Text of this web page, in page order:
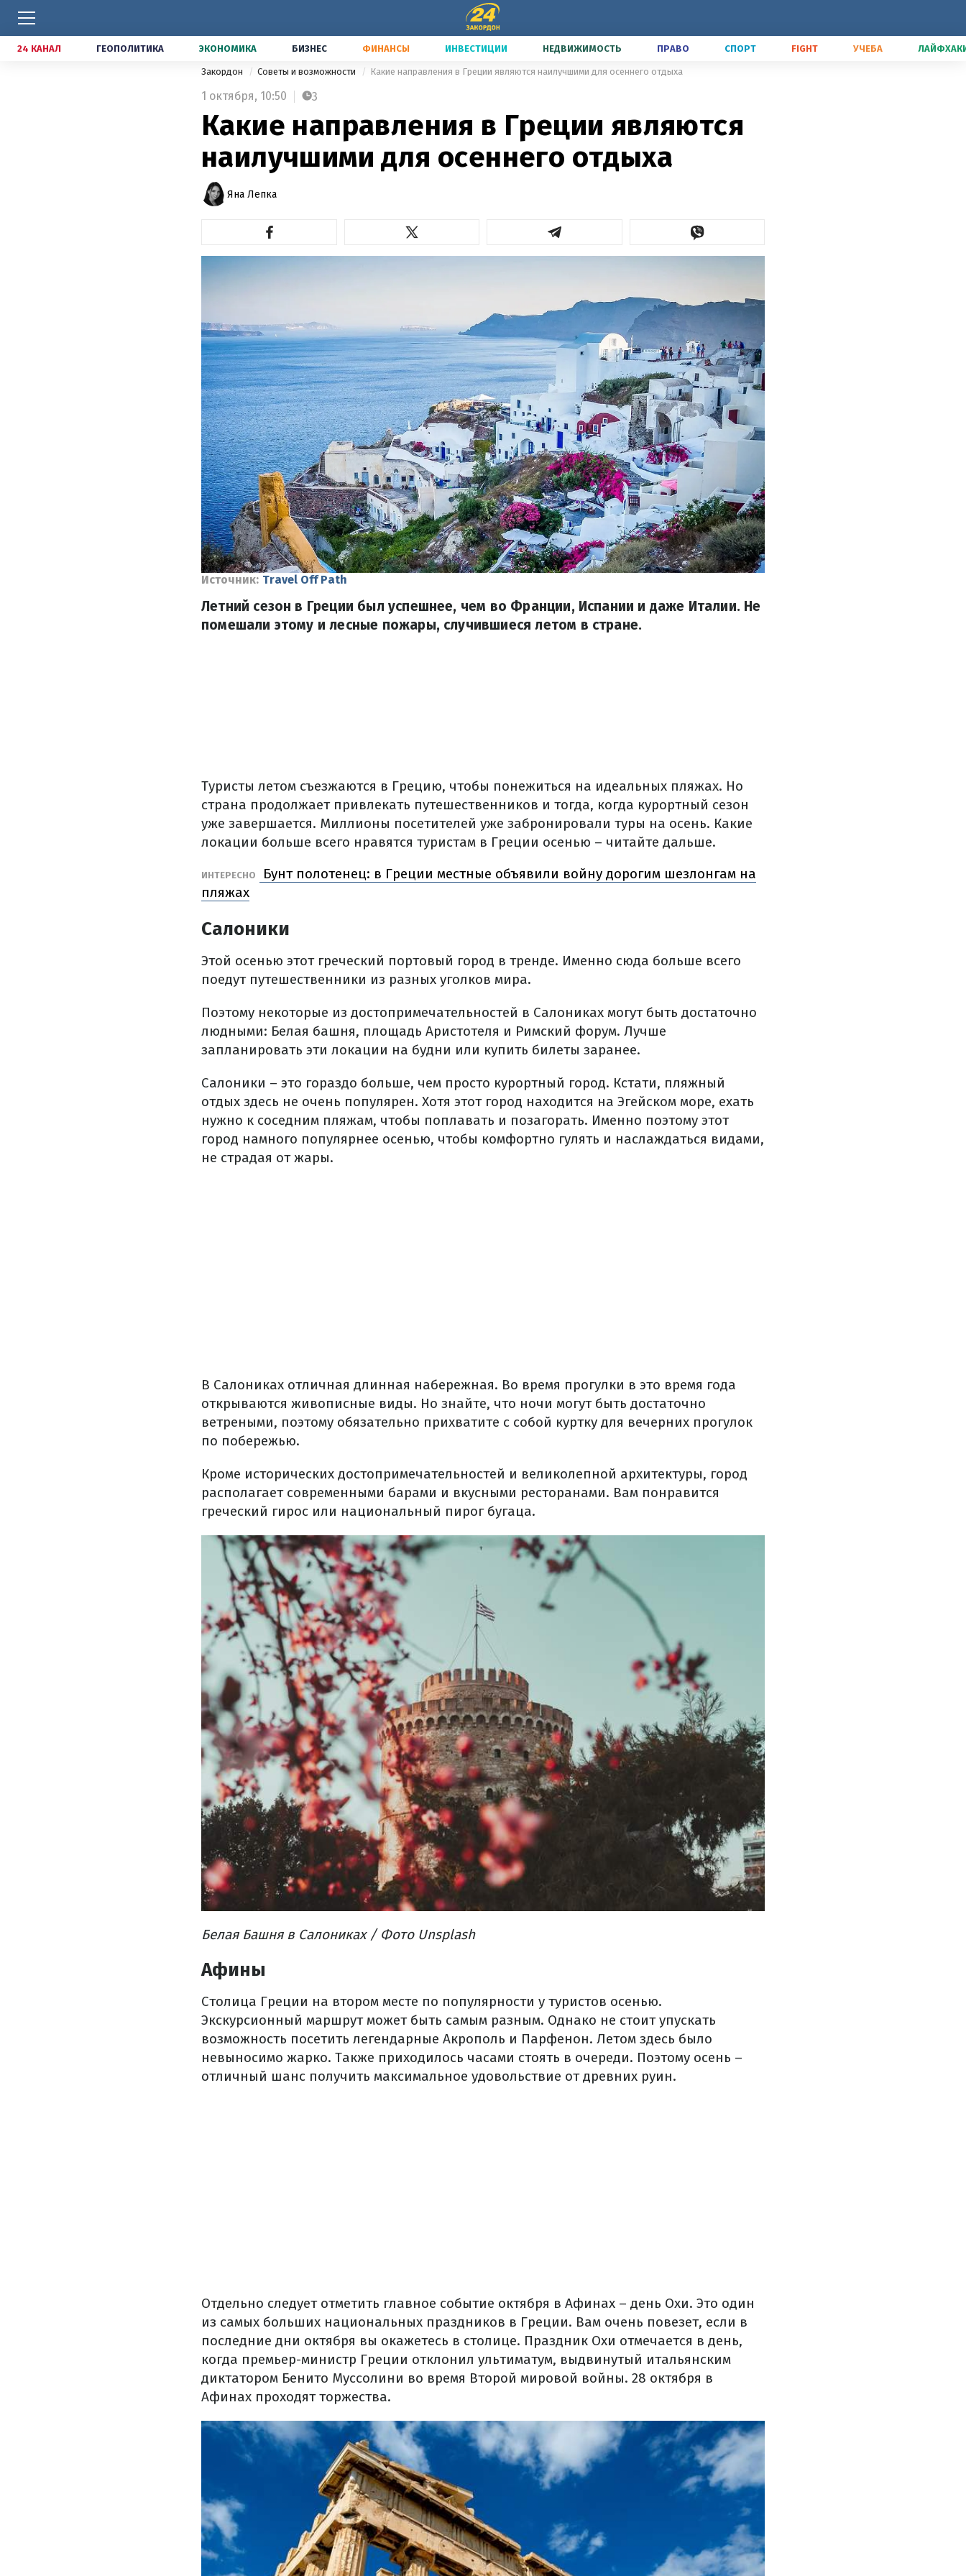
24 КАНАЛ ГЕОПОЛИТИКА ЭКОНОМИКА БИЗНЕС ФИНАНСЫ ИНВЕСТИЦИИ НЕДВИЖИМОСТЬ ПРАВО СПОРТ FIGHT УЧЕБА
Закордон Советы и возможности Какие направления в Греции являются наилучшими для осеннего отдыха
1 октября, 10:50 3
Какие направления в Греции являются
наилучшими для осеннего отдыха
Яна Лепка
Источник: Travel Off Path
Летний сезон в Греции был успешнее, чем во Франции, Испании и даже Италии. Не
помешали этому и лесные пожары, случившиеся летом в стране.
Туристы летом съезжаются в Грецию, чтобы понежиться на идеальных пляжах. Но
страна продолжает привлекать путешественников и тогда, когда курортный сезон
уже завершается. Миллионы посетителей уже забронировали туры на осень. Какие
локации больше всего нравятся туристам в Греции осенью – читайте дальше.
ИНТЕРЕСНО
Бунт полотенец: в Греции местные объявили войну дорогим шезлонгам на
пляжах
Салоники
Этой осенью этот греческий портовый город в тренде. Именно сюда больше всего
поедут путешественники из разных уголков мира.
Поэтому некоторые из достопримечательностей в Салониках могут быть достаточно
людными: Белая башня, площадь Аристотеля и Римский форум. Лучше
запланировать эти локации на будни или купить билеты заранее.
Салоники – это гораздо больше, чем просто курортный город. Кстати, пляжный
отдых здесь не очень популярен. Хотя этот город находится на Эгейском море, ехать
нужно к соседним пляжам, чтобы поплавать и позагорать. Именно поэтому этот
город намного популярнее осенью, чтобы комфортно гулять и наслаждаться видами,
не страдая от жары.
В Салониках отличная длинная набережная. Во время прогулки в это время года
открываются живописные виды. Но знайте, что ночи могут быть достаточно
ветреными, поэтому обязательно прихватите с собой куртку для вечерних прогулок
по побережью.
Кроме исторических достопримечательностей и великолепной архитектуры, город
располагает современными барами и вкусными ресторанами. Вам понравится
греческий гирос или национальный пирог бугаца.
Белая Башня в Салониках / Фото Unsplash
Афины
Столица Греции на втором месте по популярности у туристов осенью.
Экскурсионный маршрут может быть самым разным. Однако не стоит упускать
возможность посетить легендарные Акрополь и Парфенон. Летом здесь было
невыносимо жарко. Также приходилось часами стоять в очереди. Поэтому осень –
отличный шанс получить максимальное удовольствие от древних руин.
Отдельно следует отметить главное событие октября в Афинах – день Охи. Это один
из самых больших национальных праздников в Греции. Вам очень повезет, если в
последние дни октября вы окажетесь в столице. Праздник Охи отмечается в день,
когда премьер-министр Греции отклонил ультиматум, выдвинутый итальянским
диктатором Бенито Муссолини во время Второй мировой войны. 28 октября в
Афинах проходят торжества.